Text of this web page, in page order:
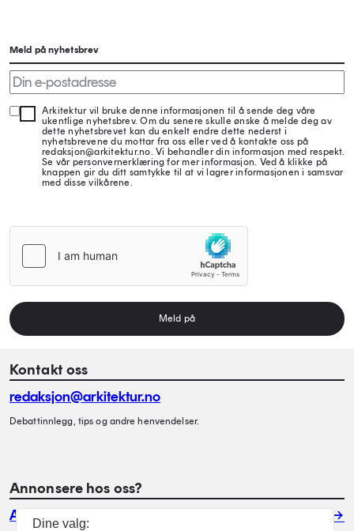
Meld på nyhetsbrev
Arkitektur vil bruke denne informasjonen til å sende deg våre
ukentlige nyhetsbrev. Om du senere skulle ønske å melde deg av
dette nyhetsbrevet kan du enkelt endre dette nederst i
nyhetsbrevene du mottar fra oss eller ved å kontakte oss på
redaksjon@arkitektur.no. Vi behandler din informasjon med respekt.
Se vår personvernerklæring for mer informasjon. Ved å klikke på
knappen gir du ditt samtykke til at vi lagrer informasjonen i samsvar
med disse vilkårene.
Meld på
Kontakt oss
redaksjon@arkitektur.no
Debattinnlegg, tips og andre henvendelser.
Annonsere hos oss?
Annonser
Dine valg: